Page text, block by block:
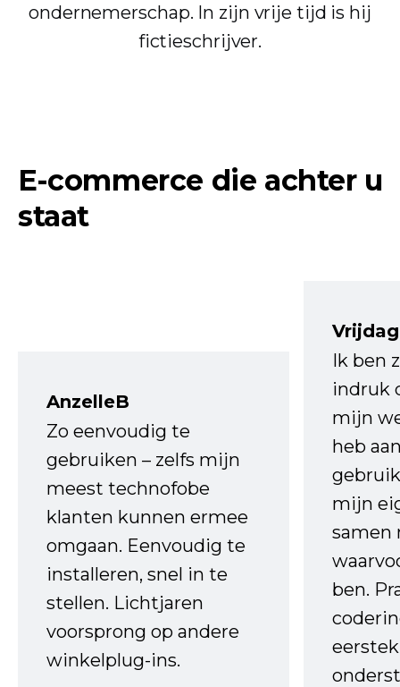
ondernemerschap. In zijn vrije tijd is hij
fictieschrijver.
E-commerce die achter u
staat
AnzelleB
Zo eenvoudig te
gebruiken – zelfs mijn
meest technofobe
klanten kunnen ermee
omgaan. Eenvoudig te
installeren, snel in te
stellen. Lichtjaren
voorsprong op andere
winkelplug-ins.
Ik ben
indruk
mijn
heb
mijn
samen
ben.